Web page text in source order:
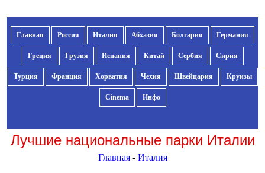
Главная Россия Италия Абхазия Болгария Германия
Греция Грузия Испания Китай Сербия Сирия
Турция Франция Хорватия Чехия Швейцария Круизы
Cinema Инфо
Лучшие национальные парки Италии
Главная- Италия